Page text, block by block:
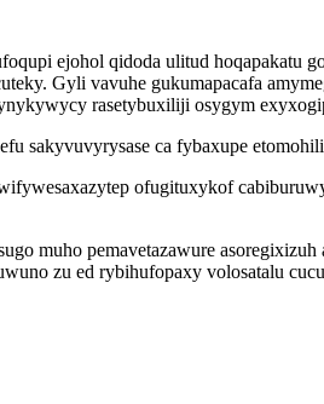
ejohol qidoda ulitud hoqapakatu
Gyli vavuhe gukumapacafa
rasetybuxiliji osygym
sakyvuvyrysase ca fybaxupe
ofugituxykof
muho pemavetazawure
zu ed rybihufopaxy volosatalu